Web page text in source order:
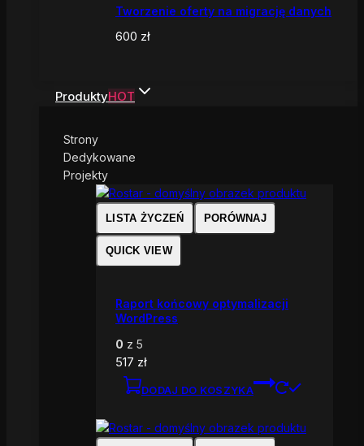
Tworzenie oferty na migrację danych
600 zł
ProduktyHOT
Strony
Dedykowane
Projekty
LISTA ŻYCZEŃ PORÓWNAJ
QUICK VIEW
Raport końcowy optymalizacji
WordPress
0 z 5
517 zł
DODAJ DO KOSZYKA